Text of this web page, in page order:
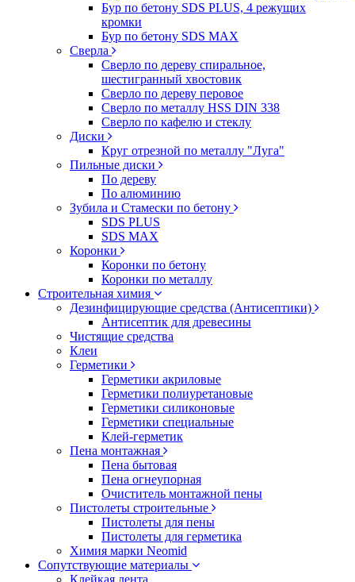
Бур по бетону SDS PLUS, 4 режущих
кромки
Бур по бетону SDS MAX
Сверла
Сверло по дереву спиральное,
шестигранный хвостовик
Сверло по дереву перовое
Сверло по металлу HSS DIN 338
Сверло по кафелю и стеклу
Диски
Круг отрезной по металлу "Луга"
Пильные диски
По дереву
По алюминию
Зубила и Стамески по бетону
SDS PLUS
SDS MAX
Коронки
Коронки по бетону
Коронки по металлу
Строительная химия
Дезинфицирующие средства (Антисептики)
Антисептик для древесины
Чистящие средства
Клеи
Герметики
Герметики акриловые
Герметики полиуретановые
Герметики силиконовые
Герметики специальные
Клей-герметик
Пена монтажная
Пена бытовая
Пена огнеупорная
Очиститель монтажной пены
Пистолеты строительные
Пистолеты для пены
Пистолеты для герметика
Химия марки Neomid
Сопутствующие материалы
Клейкая лента